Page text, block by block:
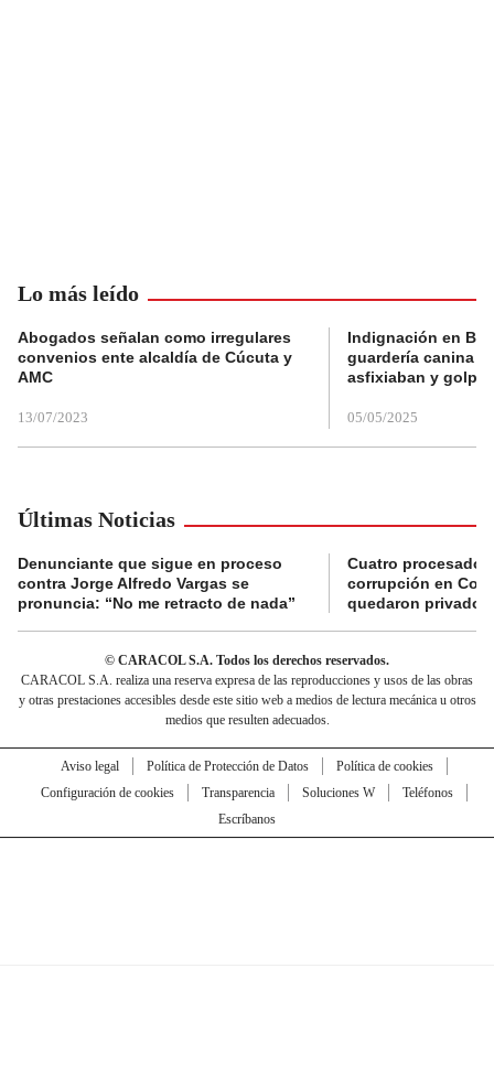
Lo más leído
Abogados señalan como irregulares
convenios ente alcaldía de Cúcuta y
AMC
13/07/2023
Indignación en
guardería canina
asfixiaban y
05/05/2025
Últimas Noticias
Denunciante que sigue en proceso
contra Jorge Alfredo Vargas se
pronuncia: “No me retracto de nada”
Cuatro
corrupción en
quedaron
© CARACOL S.A. Todos los derechos reservados.
CARACOL S.A. realiza una reserva expresa de las reproducciones y usos de las obras
y otras prestaciones accesibles desde este sitio web a medios de lectura mecánica u otros
medios que resulten adecuados.
Aviso legal Política de Protección de Datos
Política de cookies
Configuración de cookies
Transparencia Soluciones W
Teléfonos
Escríbanos